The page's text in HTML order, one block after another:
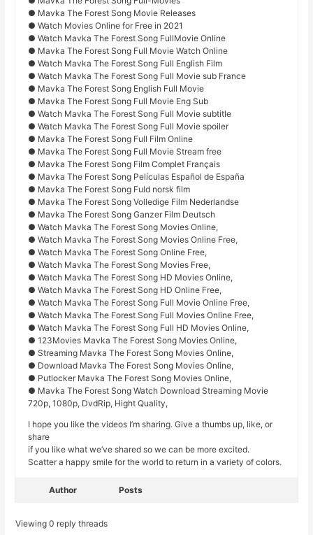
● Mavka The Forest Song Movie Releases
● Watch Movies Online for Free in 2021
● Watch Mavka The Forest Song FullMovie Online
● Mavka The Forest Song Full Movie Watch Online
● Watch Mavka The Forest Song Full English Film
● Watch Mavka The Forest Song Full Movie sub France
● Mavka The Forest Song English Full Movie
● Mavka The Forest Song Full Movie Eng Sub
● Watch Mavka The Forest Song Full Movie subtitle
● Watch Mavka The Forest Song Full Movie spoiler
● Mavka The Forest Song Full Film Online
● Mavka The Forest Song Full Movie Stream free
● Mavka The Forest Song Film Complet Français
● Mavka The Forest Song Películas Español de España
● Mavka The Forest Song Fuld norsk film
● Mavka The Forest Song Volledige Film Nederlandse
● Mavka The Forest Song Ganzer Film Deutsch
● Watch Mavka The Forest Song Movies Online,
● Watch Mavka The Forest Song Movies Online Free,
● Watch Mavka The Forest Song Online Free,
● Watch Mavka The Forest Song Movies Free,
● Watch Mavka The Forest Song HD Movies Online,
● Watch Mavka The Forest Song HD Online Free,
● Watch Mavka The Forest Song Full Movie Online Free,
● Watch Mavka The Forest Song Full Movies Online Free,
● Watch Mavka The Forest Song Full HD Movies Online,
● 123Movies Mavka The Forest Song Movies Online,
● Streaming Mavka The Forest Song Movies Online,
● Download Mavka The Forest Song Movies Online,
● Putlocker Mavka The Forest Song Movies Online,
● Mavka The Forest Song Watch Download Streaming Movie
720p, 1080p, DvdRip, Hight Quality,
I hope you like the videos I’m sharing. Give a thumbs up, like, or
share
if you like what we’ve shared so we can be more excited.
Scatter a happy smile for the world to return in a variety of colors.
Author Posts
Viewing 0 reply threads